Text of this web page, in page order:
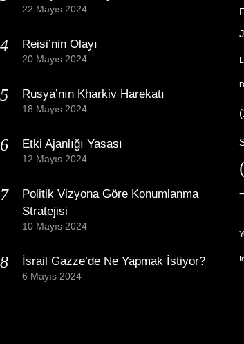
22 Mayıs 2024
Reisi’nin Olayı
20 Mayıs 2024
Rusya’nın Kharkiv Harekatı
18 Mayıs 2024
Etki Ajanlığı Yasası
12 Mayıs 2024
Politik Vizyona Göre Konumlanma
Stratejisi
10 Mayıs 2024
İsrail Gazze’de Ne Yapmak İstiyor?
6 Mayıs 2024